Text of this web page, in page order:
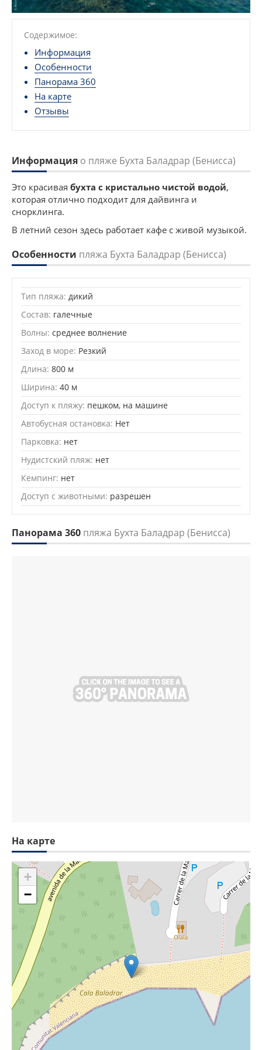
Содержимое:
Информация
Особенности
Панорама 360
На карте
Отзывы
Информация о пляже Бухта Баладрар (Бенисса)
Это красивая бухта с кристально чистой водой,
которая отлично подходит для дайвинга и
снорклинга.
В летний сезон здесь работает кафе с живой музыкой.
Особенности пляжа Бухта Баладрар (Бенисса)
Тип пляжа: дикий
Состав: галечные
Волны: среднее волнение
Заход в море: Резкий
Длина: 800 м
Ширина: 40 м
Доступ к пляжу: пешком, на машине
Автобусная остановка: Нет
Парковка: нет
Нудистский пляж: нет
Кемпинг: нет
Доступ с животными: разрешен
Панорама 360 пляжа Бухта Баладрар (Бенисса)
На карте
+
−